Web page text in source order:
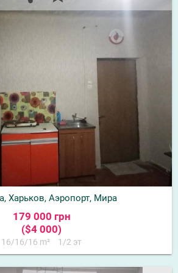
Харьков, Аэропорт, Мира
179 000 грн
($4 000)
16/16/16 m² 1/2 эт